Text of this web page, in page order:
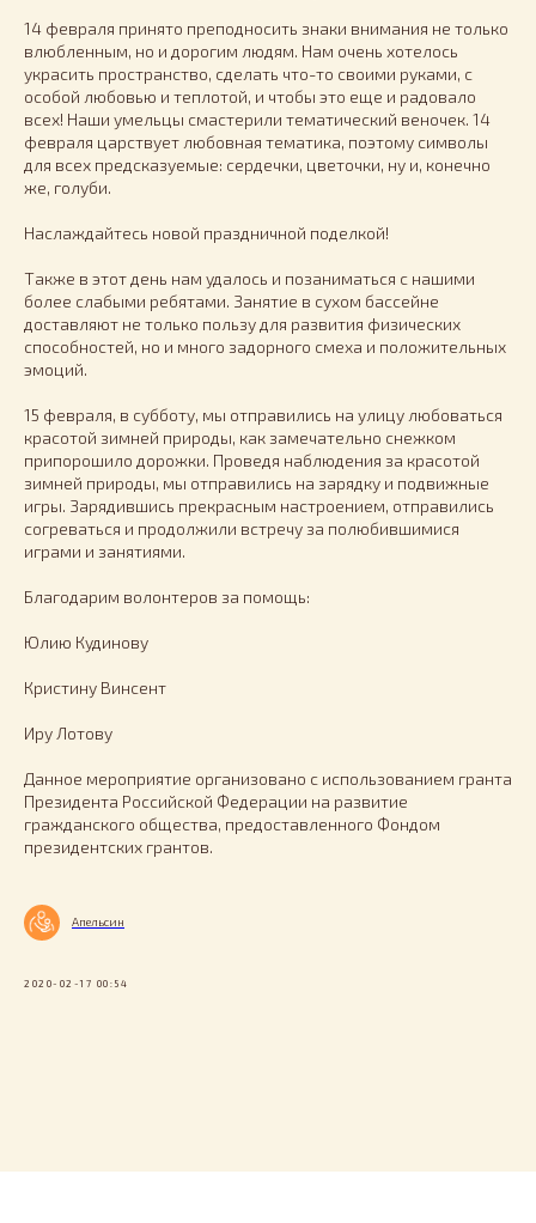
14 февраля принято преподносить знаки внимания не только
влюбленным, но и дорогим людям. Нам очень хотелось
украсить пространство, сделать что-то своими руками, с
особой любовью и теплотой, и чтобы это еще и радовало
всех! Наши умельцы смастерили тематический веночек. 14
февраля царствует любовная тематика, поэтому символы
для всех предсказуемые: сердечки, цветочки, ну и, конечно
же, голуби.
Наслаждайтесь новой праздничной поделкой!
Также в этот день нам удалось и позаниматься с нашими
более слабыми ребятами. Занятие в сухом бассейне
доставляют не только пользу для развития физических
способностей, но и много задорного смеха и положительных
эмоций.
15 февраля, в субботу, мы отправились на улицу любоваться
красотой зимней природы, как замечательно снежком
припорошило дорожки. Проведя наблюдения за красотой
зимней природы, мы отправились на зарядку и подвижные
игры. Зарядившись прекрасным настроением, отправились
согреваться и продолжили встречу за полюбившимися
играми и занятиями.
Благодарим волонтеров за помощь:
Юлию Кудинову
Кристину Винсент
Иру Лотову
Данное мероприятие организовано с использованием гранта
Президента Российской Федерации на развитие
гражданского общества, предоставленного Фондом
президентских грантов.
Апельсин
2020-02-17 00:54